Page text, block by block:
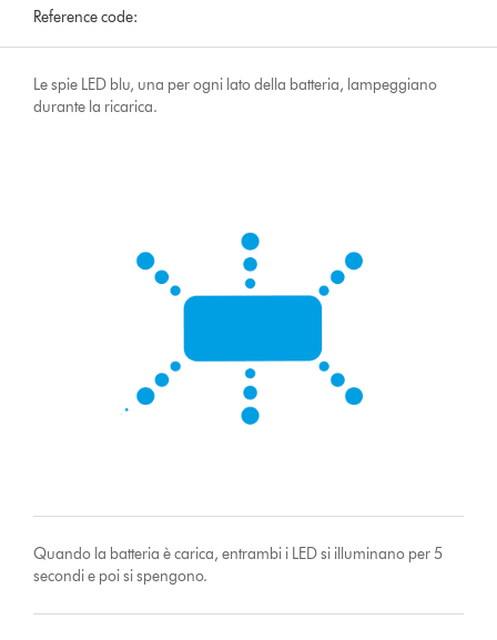
Reference code:
Le spie LED blu, una per ogni lato della batteria, lampeggiano
durante la ricarica.
Quando la batteria è carica, entrambi i LED si illuminano per 5
secondi e poi si spengono.